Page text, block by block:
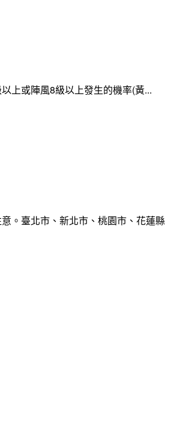
上或陣風8級以上發生的機率(黃...
。臺北市、新北市、桃園市、花蓮縣